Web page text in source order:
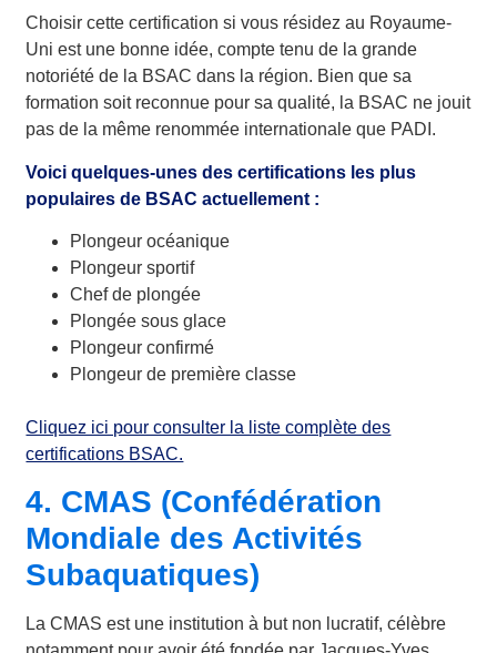
Choisir cette certification si vous résidez au Royaume-
Uni est une bonne idée, compte tenu de la grande
notoriété de la BSAC dans la région. Bien que sa
formation soit reconnue pour sa qualité, la BSAC ne jouit
pas de la même renommée internationale que PADI.
Voici quelques-unes des certifications les plus
populaires de BSAC actuellement :
Plongeur océanique
Plongeur sportif
Chef de plongée
Plongée sous glace
Plongeur confirmé
Plongeur de première classe
Cliquez ici pour consulter la liste complète des
certifications BSAC.
4. CMAS (Confédération
Mondiale des Activités
Subaquatiques)
La CMAS est une institution à but non lucratif, célèbre